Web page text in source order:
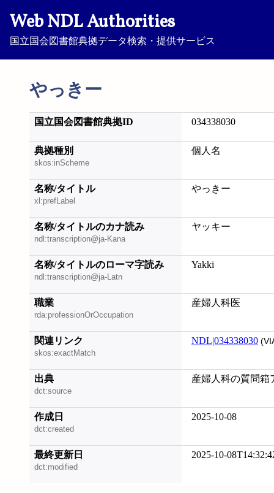
Web NDL Authorities
国立国会図書館典拠データ検索・提供サービス
やっきー
国立国会図書館典拠ID 034338030
典拠種別
skos:inScheme
個人名
名称/タイトル
xl:prefLabel
やっきー
名称/タイトルのカナ読み
ndl:transcription@ja-Kana
ヤッキー
名称/タイトルのローマ字読み
ndl:transcription@ja-Latn
Yakki
職業
rda:professionOrOccupation
産婦人科医
関連リンク
skos:exactMatch
NDL|034338030
出典
dct:source
産婦人科の質問箱
作成日
dct:created
2025-10-08
最終更新日
dct:modified
2025-10-